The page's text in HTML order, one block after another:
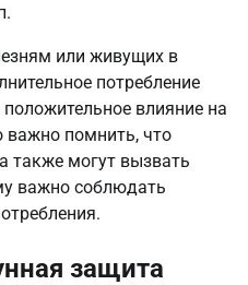
или живущих в
потребление
влияние на
помнить, что
также могут вызвать
важно соблюдать
защита